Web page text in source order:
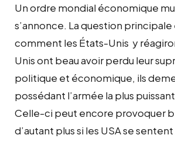
Un ordre mondial économique
s’annonce. La question
comment les États-Unis y
Unis ont beau avoir perdu leur
politique et économique, ils
possédant l’armée la plus
Celle-ci peut encore provoquer
d’autant plus si les USA se